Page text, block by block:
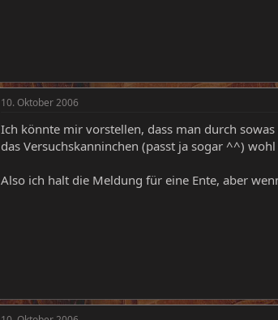
10. Oktober 2006
Ich könnte mir vorstellen, dass man durch
das Versuchskanninchen (passt ja sogar ^^)
Also ich halt die Meldung für eine Ente, aber